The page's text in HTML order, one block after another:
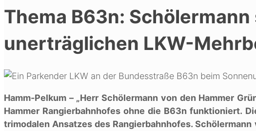
Thema B63n:
unerträglichen LKW-
Hamm-Pelkum – „Herr Schölermann von den Hammer
Hammer Rangierbahnhofes ohne die B63n funktioniert.
trimodalen Ansatzes des Rangierbahnhofes.